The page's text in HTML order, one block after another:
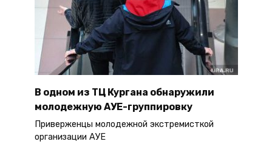
В одном из ТЦ Кургана обнаружили
молодежную АУЕ-группировку
Приверженцы молодежной экстремисткой
организации АУЕ